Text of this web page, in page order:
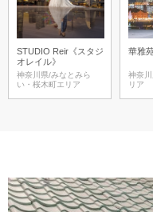
STUDIO Reir《スタジ
オレイル》
神奈川県/みなとみら
い・桜木町エリア
華雅
神奈
リア